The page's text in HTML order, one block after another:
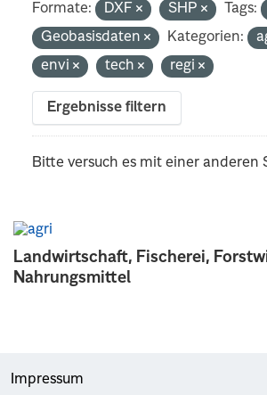
Landwirtschaft, Fischerei,
Nahrungsmittel
Formate: DXF SHP Tags:
Geobasisdaten
Kategorien:
envi
tech regi
Ergebnisse filtern
Bitte versuch es mit einer anderen
Impressum